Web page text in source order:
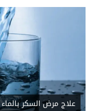
علاج مرض السكر بالماء